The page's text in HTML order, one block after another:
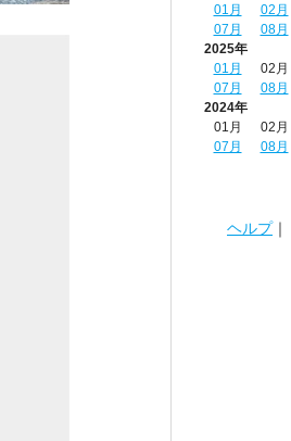
01月 02月
07月
08月
2025年
01月
02月
07月
08月
2024年
01月
02月
07月
08月
ヘルプ｜